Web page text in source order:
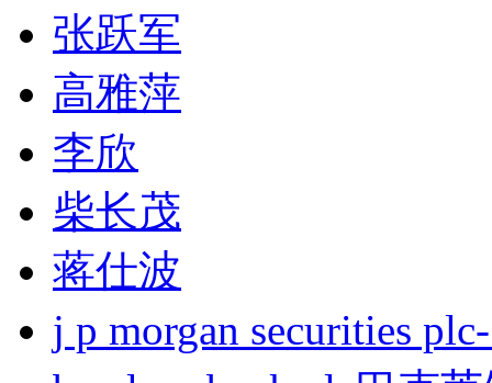
张跃军
高雅萍
李欣
柴长茂
蒋仕波
j p morgan securities